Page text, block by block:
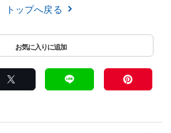
トップへ戻る